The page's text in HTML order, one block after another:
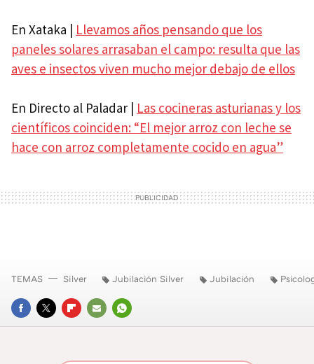
En Xataka | Llevamos años pensando que los
paneles solares arrasaban el campo: resulta que las
aves e insectos viven mucho mejor debajo de ellos
En Directo al Paladar | Las cocineras asturianas y los
científicos coinciden: “El mejor arroz con leche se
hace con arroz completamente cocido en agua”
FACEBOOK
TWITTERFLIPBOARD
E-
WHATSAPP
TEMAS Silver Jubilación Silver Jubilación